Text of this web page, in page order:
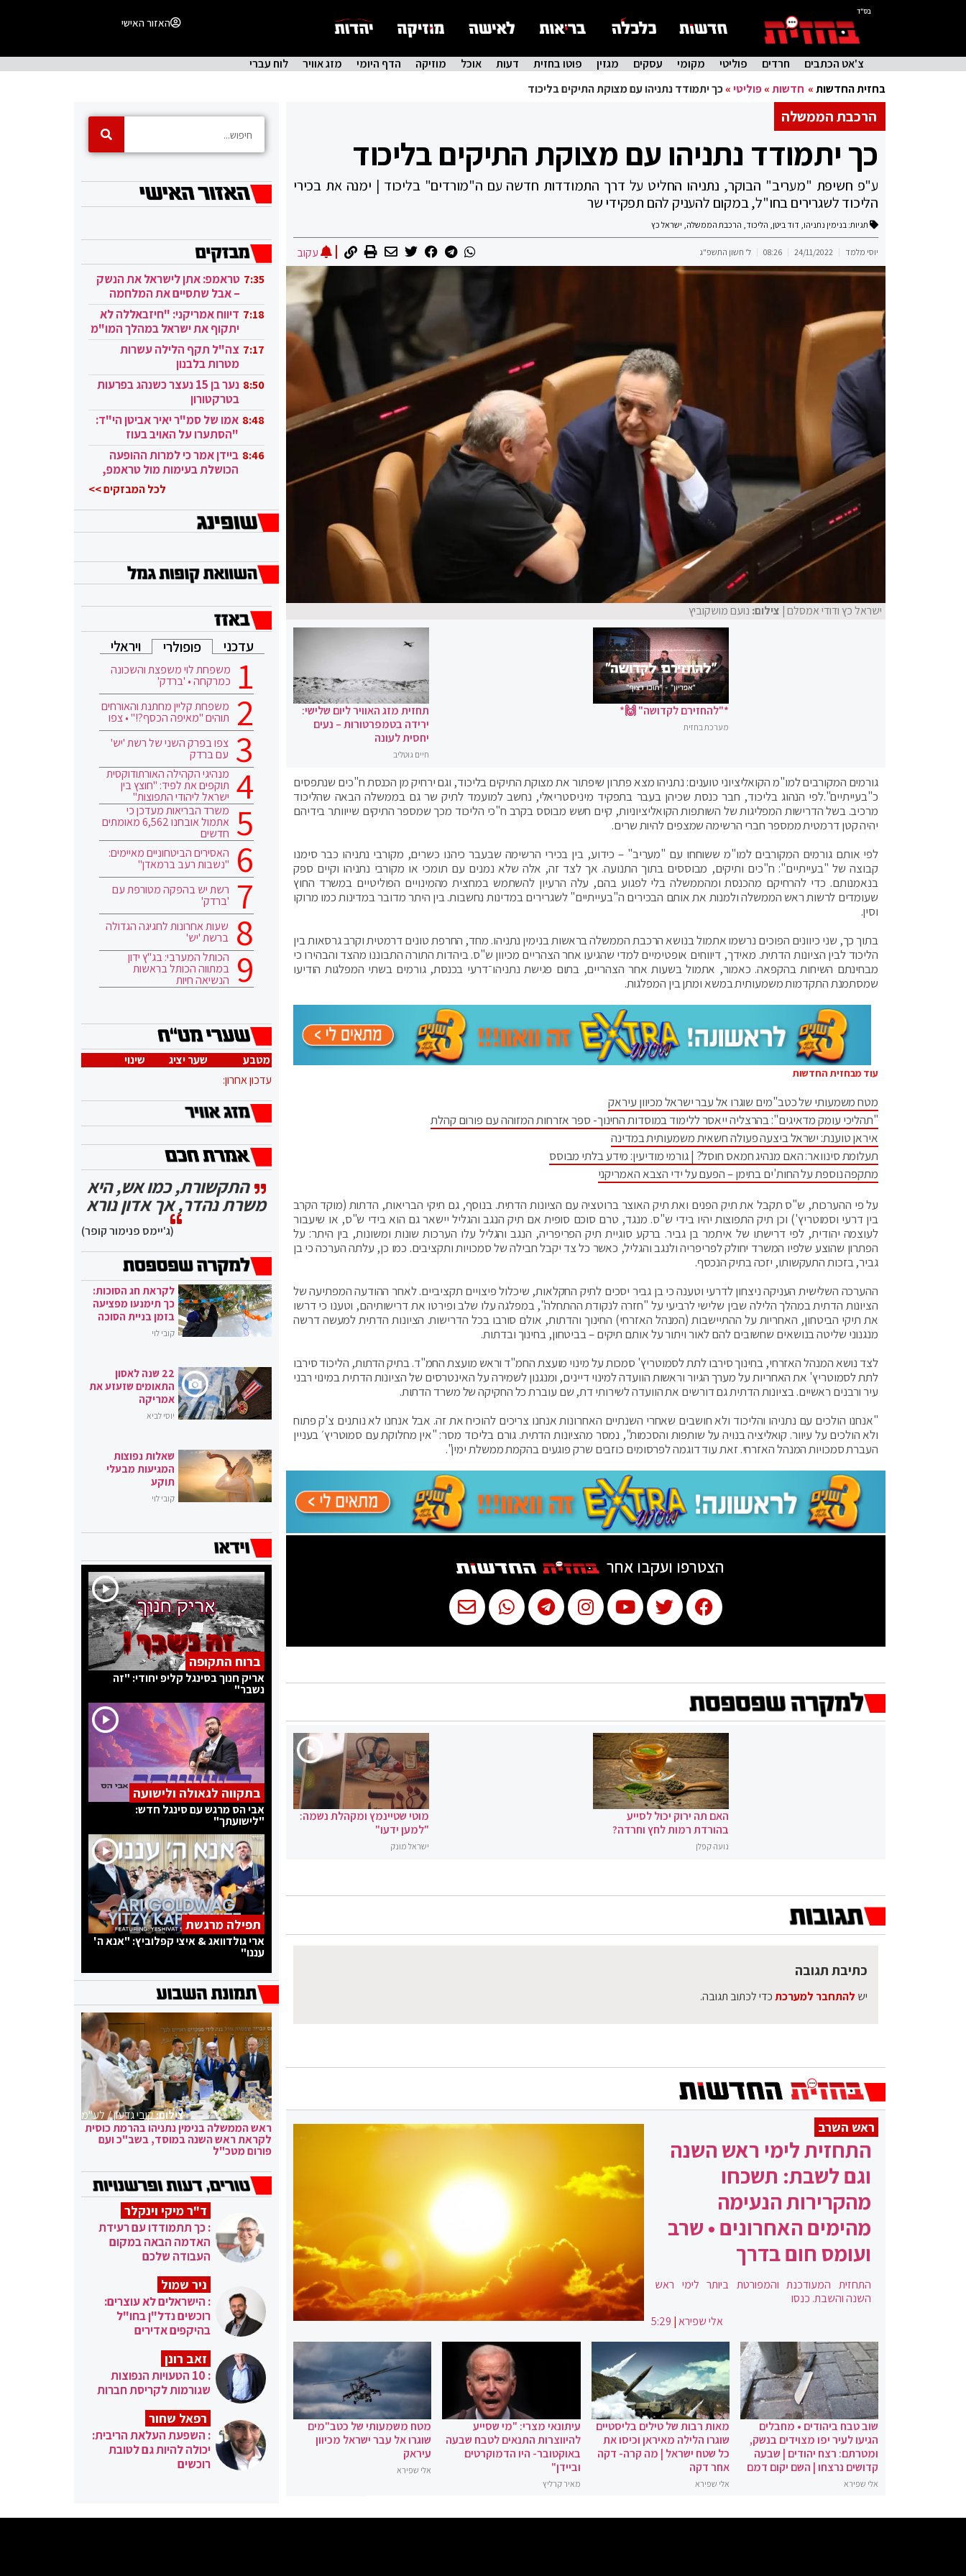
בס"ד
האזור האישי
צ'אט הכתבים חרדים פוליטי מקומי עסקים מגזין פוטו בחזית דעות אוכל מוזיקה הדף היומי מזג אוויר
לוח עברי
בחזית החדשות» חדשות»פוליטי»כך יתמודד נתניהו עם מצוקת התיקים בליכוד
הרכבת הממשלה
כך יתמודד נתניהו עם מצוקת התיקים בליכוד
ע"פ חשיפת "מעריב" הבוקר, נתניהו החליט על דרך התמודדות חדשה עם ה"מורדים" בליכוד | ימנה את בכירי
הליכוד לשגרירים בחו"ל, במקום להעניק להם תפקידי שר
תגיות: בנימין נתניהו, דוד ביטן, הליכוד, הרכבת הממשלה, ישראל כץ
יוסי מלמד 24/11/2022
08:26 ל' חשון התשפ"ג עקוב
ישראל כץ ודודי אמסלם | צילום: נועם מושקוביץ
*"להחזירם לקדושה" 🙌*
מערכת בחזית
תחזית מזג האוויר ליום שלישי:
ירידה בטמפרטורות – נעים
יחסית לעונה
חיים גוטליב
גורמים המקורבים למו"מ הקואליציוני טוענים: נתניהו מצא פתרון שיפתור את מצוקת התיקים בליכוד, וגם ירחיק מן הכנסת ח"כים שנתפסים
כ"בעייתיים".לפי הנהוג בליכוד, חבר כנסת שכיהן בעבר בתפקיד מיניסטריאלי, נחשב למועמד לתיק שר גם בממשלה הבאה שהליכוד
מרכיב. בשל הדרישות המפליגות של השותפות הקואליציוניות, קיים חשש מבוסס בקרב ח"כי הליכוד מכך שמספר התיקים שייוותר בידיהם
יהיה קטן דרמטית ממספר חברי הרשימה שמצפים להיות שרים.
לפי אותם גורמים המקורבים למו"מ ששוחחו עם "מעריב" – כידוע, בין בכירי הרשימה שבעבר כיהנו כשרים, מקורבי נתניהו כבר סימנו
קבוצה של "בעייתיים": ח"כים ותיקים, מבוססים בתוך התנועה. אך לצד זה, אלה שלא נמנים עם תומכי או מקורבי נתניהו וקיים ספק
בנאמנותם. כדי להרחיקם מהכנסת ומהממשלה בלי לפגוע בהם, עלה הרעיון להשתמש במחצית מהמינויים הפוליטיים במשרד החוץ
שעומדים לרשות ראש הממשלה ולמנות את אותם הבכירים ה"בעייתיים" לשגרירים במדינות נחשבות. בין היתר מדובר במדינות כמו מרוקו
וסין.
בתוך כך, שני כיוונים הפוכים נרשמו אתמול בנושא הרכבת הממשלה בראשות בנימין נתניהו. מחד, החרפת טונים דרמטית וקרב גרסאות בין
הליכוד לבין הציונות הדתית. מאידך, דיווחים אופטימיים למדי שהגיעו אחר הצהריים מכיוון ש"ס. ביהדות התורה התבוננו מהצד והבהירו כי
מבחינתם השיחות בהקפאה. כאמור, אתמול בשעות אחר הצהריים, בתום פגישת נתניהו־דרעי בכנסת, גורמים בשתי המפלגות הודיעו
שמסתמנת התקדמות משמעותית במשא ומתן בין המפלגות.
עוד מבחזית החדשות
מטח משמעותי של כטב"מים שוגרו אל עבר ישראל מכיוון עיראק
"תהליכי עומק מדאיגים": בהרצליה ייאסר ללימוד במוסדות החינוך- ספר אזרחות המזוהה עם פורום קהלת
איראן טוענת: ישראל ביצעה פעולה חשאית משמעותית במדינה
תעלומת סינוואר: האם מנהיג חמאס חוסל? | גורמי מודיעין: מידע בלתי מבוסס
מתקפה נוספת על החות'ים בתימן – הפעם על ידי הצבא האמריקני
על פי ההערכות, ש"ס תקבל את תיק הפנים ואת תיק האוצר ברוטציה עם הציונות הדתית. בנוסף, גם תיקי הבריאות, הדתות (מוקד הקרב
בין דרעי וסמוטריץ') וכן תיק התפוצות יהיו בידי ש"ס. מנגד, טרם סוכם סופית אם תיק הנגב והגליל יישאר גם הוא בידי ש"ס, או שיעבור
לעוצמה יהודית, לפי דרישתו של איתמר בן גביר. ברקע סוגיית תיק הפריפריה, הנגב והגליל עלו הערכות שונות ומשונות, בין היתר: על
הפתרון שהוצע שלפיו המשרד יחולק לפריפריה ולנגב והגליל, כאשר כל צד יקבל חבילה של סמכויות ותקציבים. כמו כן, עלתה הערכה כי בן
גביר, בזכות התעקשותו, יזכה בתיק הנכסף.
ההערכה השלישית העניקה ניצחון לדרעי וטענה כי בן גביר יסכים לתיק החקלאות, שיכלול פיצויים תקציביים. לאחר ההודעה המפתיעה של
הציונות הדתית במהלך הלילה שבין שלישי לרביעי על "חזרה לנקודת ההתחלה", במפלגה עלו שלב ופירטו את דרישותיהם, וטענו כי דרשו
את תיקי הביטחון, האחריות על ההתיישבות (המנהל האזרחי) החינוך והדתות, אולם סורבו בכל הדרישות. הציונות הדתית למעשה דרשה
מנגנוני שליטה בנושאים שחשובים להם לאור ויתור על אותם תיקים – בביטחון, בחינוך ובדתות.
לצד נושא המנהל האזרחי, בחינוך סירבו לתת לסמוטריץ' סמכות על מינוי מועצת החמ"ד וראש מועצת החמ"ד. בתיק הדתות, הליכוד סירבו
לתת לסמוטריץ' את האחריות על מערך הגיור וראשות הוועדה למינוי דיינים, ומנגנון לשמירה על האינטרסים של הציונות הדתית במינוי רבני
עיר ורבנים ראשיים. בציונות הדתית גם דורשים את הוועדה לשירותי דת, שם עוברת כל החקיקה של משרד הדתות.
"אנחנו הולכים עם נתניהו והליכוד ולא חושבים שאחרי השנתיים האחרונות אנחנו צריכים להוכיח את זה. אבל אנחנו לא נותנים צ'ק פתוח
ולא הולכים על עיוור. קואליציה בנויה על שותפות והסכמות", נמסר מהציונות הדתית. גורם בליכוד מסר: "אין מחלוקת עם סמוטריץ׳ בעניין
העברת סמכויות המנהל האזרחי. זאת עוד דוגמה לפרסומים כוזבים שרק פוגעים בהקמת ממשלת ימין".
הצטרפו ועקבו אחר
האם תה ירוק יכול לסייע
בהורדת רמות לחץ וחרדה?
נועה קפלן
מוטי שטיינמץ ומקהלת נשמה:
"למען ידעו"
ישראל מונק
כתיבת תגובה
יש להתחבר למערכתכדי לכתוב תגובה.
ראש השרב
התחזית לימי ראש השנה
וגם לשבת: תשכחו
מהקרירות הנעימה
מהימים האחרונים • שרב
ועומס חום בדרך
התחזית המעודכנת והמפורטת ביותר לימי ראש
השנה והשבת. כנסו
אלי שפירא|
5:29
שוב טבח ביהודים • מחבלים
הגיעו לעיר יפו מצוידים בנשק,
ומטרתם: רצח יהודים | שבעה
קדושים נרצחו | השם יקום דמם
אלי שפירא
מאות רבות של טילים בליסטיים
שוגרו הלילה מאיראן וכיסו את
כל שטח ישראל | מה קרה- דקה
אחר דקה
אלי שפירא
עיתונאי מצרי: "מי שסייע
להיווצרות התנאים לטבח שבעה
באוקטובר- היו הדמוקרטים
וביידן"
מאיר קרליץ
מטח משמעותי של כטב"מים
שוגרו אל עבר ישראל מכיוון
עיראק
אלי שפירא
7:35 טראמפ: אתן לישראל את הנשק
– אבל שתסיים את המלחמה
בעזה 7:18 דיווח אמריקני: "חיזבאללה לא
יתקוף את ישראל במהלך המו"מ
בקטאר" 7:17 צה"ל תקף הלילה עשרות
מטרות בלבנון
8:50
נער בן 15 נעצר כשנהג בפרעות
בטרקטורון
8:48 אמו של סמ"ר יאיר אביטן הי"ד:
"הסתערו על האויב בעוז
ובגבורה" 8:46 ביידן אמר כי למרות ההופעה
הכושלת בעימות מול טראמפ,
לכל המבזקים >>
עדכני פופולרי ויראלי
משפחת לוי משפצת והשכונה
כמרקחה • 'ברדק'
משפחת קליין מחתנת והאורחים
תוהים "מאיפה הכסף?!" • צפו
צפו בפרק השני של רשת 'יש'
עם ברדק
מנהיגי הקהילה האורתודוקסית
תוקפים את לפיד: "חוצץ בין
ישראל ליהודי התפוצות"
משרד הבריאות מעדכן כי
אתמול אובחנו 6,562 מאומתים
חדשים
האסירים הביטחוניים מאיימים:
"נשבות רעב ברמאדן"
רשת יש בהפקה מטורפת עם
'ברדק'
שעות אחרונות לחגיגה הגדולה
ברשת 'יש'
הכותל המערבי: בג"ץ ידון
במתווה הכותל בראשות
הנשיאה חיות
מטבע שער יציג
שינוי
עדכון אחרון:
התקשורת, כמו אש, היא
משרת נהדר, אך אדון נורא
(ג'יימס פנימור קופר)
לקראת חג הסוכות:
כך תימנעו מפציעה
בזמן בניית הסוכה
קובי לוי
22 שנה לאסון
התאומים שזעזע את
אמריקה
יוסי לביא
שאלות נפוצות
המגיעות מבעלי
תוקע
קובי לוי
ברוח התקופה
אריק חנוך בסינגל קליפ יחודי: "זה
נשבר"
בתקווה לגאולה ולישועה
אבי הס מרגש עם סינגל חדש:
"לישועתך"
תפילה מרגשת
ארי גולדוואג & איצי קפלוביץ: "אנא ה'
עננו"
צילום:קובי גדעון / לע"מ
ראש הממשלה בנימין נתניהו בהרמת כוסית
לקראת ראש השנה במוסד, בשב"כ ועם
פורום מטכ"ל
ד"ר מיקי וינקלר
: כך תתמודדו עם רעידת
האדמה הבאה במקום
העבודה שלכם
ניר שמול
: הישראלים לא עוצרים:
רוכשים נדל"ן בחו"ל
בהיקפים אדירים
זאב רונן
: 10 הטעויות הנפוצות
שגורמות לקריסת חברות
רפאל שחור
: השפעת העלאת הריבית:
יכולה להיות גם לטובת
רוכשים